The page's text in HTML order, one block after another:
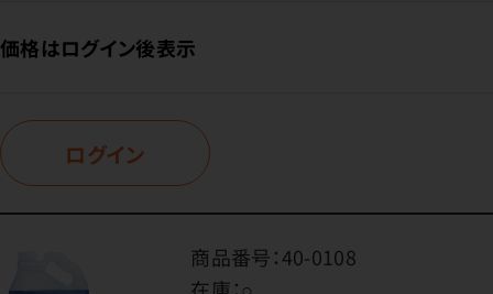
価格はログイン後表示
ログイン
商品番号：40-0108